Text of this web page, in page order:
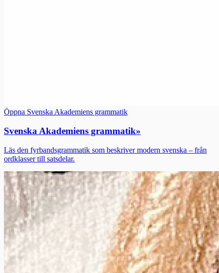
Öppna Svenska Akademiens grammatik
Svenska Akademiens grammatik»
Läs den fyrbandsgrammatik som beskriver modern svenska – från
ordklasser till satsdelar.